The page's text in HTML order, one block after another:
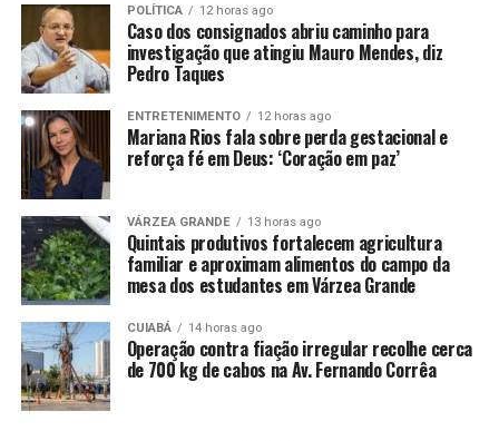
Katiuscia ressaltou que a população deve direcionar suas
críticas aos parlamentares envolvidos e não à
instituição como um todo. “A gente precisa
responsabilizar as ações e deixar de jogar isso tudo no
coletivo”, destacou.
Com os afastamentos, a Câmara Municipal deverá
convocar os suplentes para ocupar as vagas deixadas
por Chico 2000 e Sargento Joelson. A vereadora reiterou
seu compromisso com a transparência e a ética no
exercício do mandato.
Operação Perfídia
AOperação Perfídia
POLÍTICA 12 horas ago
Caso dos consignados abriu caminho para
investigação que atingiu Mauro Mendes, diz
Pedro Taques
ENTRETENIMENTO 12 horas ago
Mariana Rios fala sobre perda gestacional e
reforça fé em Deus: ‘Coração em paz’
VÁRZEA GRANDE 13 horas ago
Quintais produtivos fortalecem agricultura
familiar e aproximam alimentos do campo da
mesa dos estudantes em Várzea Grande
CUIABÁ 14 horas ago
Operação contra fiação irregular recolhe cerca
de 700 kg de cabos na Av. Fernando Corrêa